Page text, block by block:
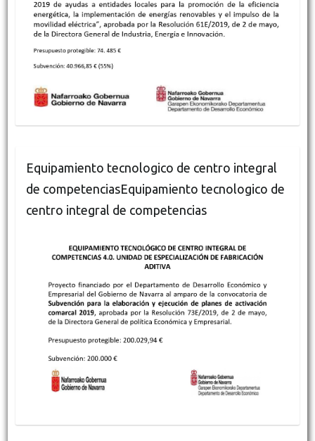
Equipamiento tecnologico de centro integral
de competenciasEquipamiento tecnologico de
centro integral de competencias